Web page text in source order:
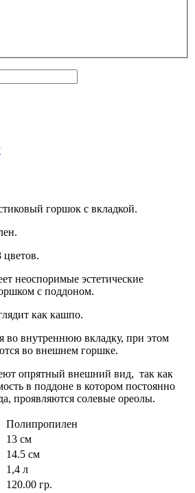
горшок с вкладкой.
цветов.
неоспоримые эстетические
с поддоном.
как кашпо.
во внутреннюю вкладку, при этом
во внешнем горшке.
опрятный внешний вид, так как
в поддоне в котором постоянно
проявляются солевые ореолы.
Полипропилен
13 см
14.5 см
1,4 л
120.00 гр.